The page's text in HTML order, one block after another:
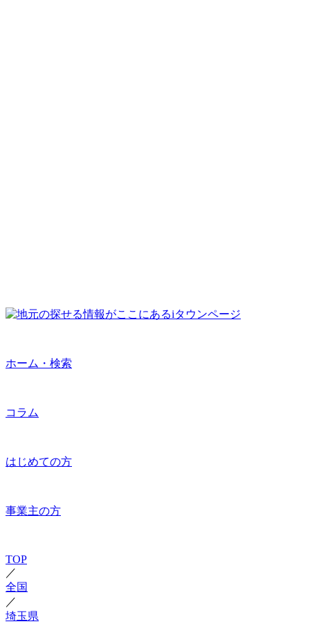
ホーム・検索
コラム
はじめての方
事業主の方
TOP
／
全国
／
埼玉県